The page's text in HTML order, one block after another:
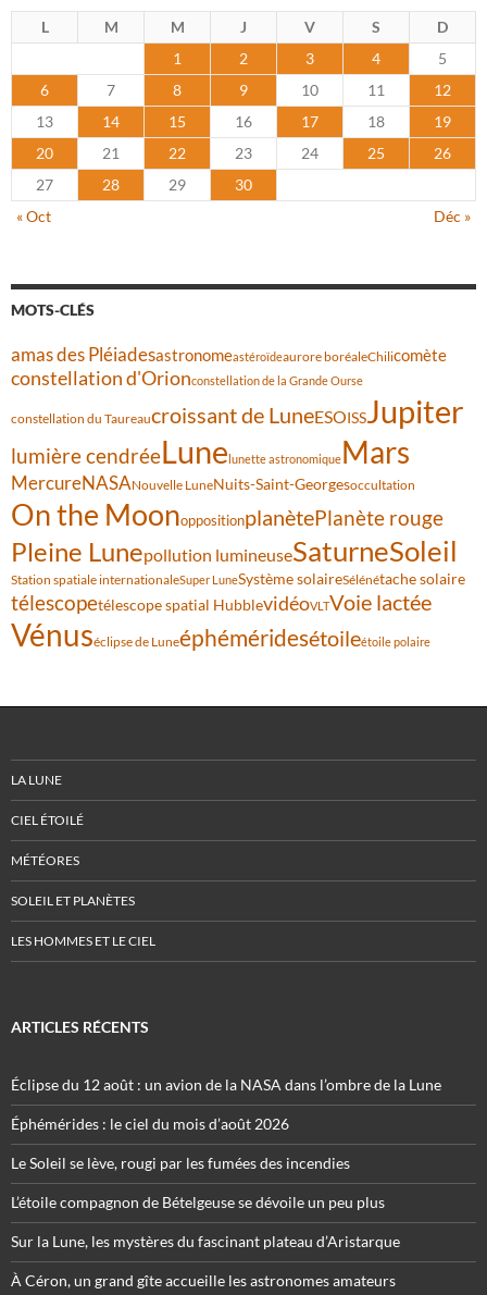
L M M J V S
D
1
2 3 4
5
6
7 8 9 10 11
12
13
14 15 16 17 18
19
20
21 22 23 24 25
26
27
28 29
30
« Oct
Déc »
MOTS-CLÉS
amas des Pléiadesastronomeastéroïdeaurore boréaleChilicomète
constellation d'Orionconstellation de la Grande Ourse
constellation du Taureaucroissant de LuneESOISSJupiter
lumière cendréeLunelunette astronomiqueMars
MercureNASANouvelle LuneNuits-Saint-Georgesoccultation
On the MoonoppositionplanètePlanète rouge
Pleine Lunepollution lumineuseSaturneSoleil
Station spatiale internationaleSuper LuneSystème solaireSélénétache solaire
télescopetélescope spatial HubblevidéoVLTVoie lactée
Vénuséclipse de Luneéphéméridesétoileétoile polaire
LA LUNE
CIEL ÉTOILÉ
MÉTÉORES
SOLEIL ET PLANÈTES
LES HOMMES ET LE CIEL
ARTICLES RÉCENTS
Éclipse du 12 août : un avion de la NASA dans l’ombre de la Lune
Éphémérides : le ciel du mois d’août 2026
Le Soleil se lève, rougi par les fumées des incendies
L’étoile compagnon de Bételgeuse se dévoile un peu plus
Sur la Lune, les mystères du fascinant plateau d’Aristarque
À Céron, un grand gîte accueille les astronomes amateurs